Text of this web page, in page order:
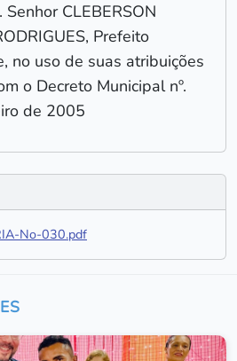
CLEBERSON
Prefeito
no uso de suas atribuições
o Decreto Municipal nº.
de 2005
No-030.pdf